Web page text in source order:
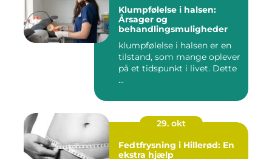
Klumpfølelse i halsen:
Årsager og
behandlingsmuligheder
klumpfølelse i halsen er en
tilstand, som mange oplever
på et tidspunkt i livet. Dette
...
29. okt
Fedtfrysning i Hillerød: En
ekstra hjælp